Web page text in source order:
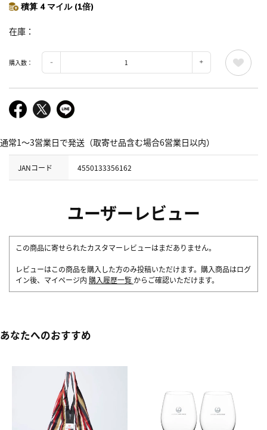
積算 4 マイル (1倍)
在庫
購入数：
通常1～3営業日で発送（取寄せ品含む場合6営業日以内）
JANコード 4550133356162
ユーザーレビュー
この商品に寄せられたカスタマーレビューはまだありません。
レビューはこの商品を購入した方のみ投稿いただけます。購入商品はログ
イン後、マイページ内 購入履歴一覧 からご確認いただけます。
あなたへのおすすめ